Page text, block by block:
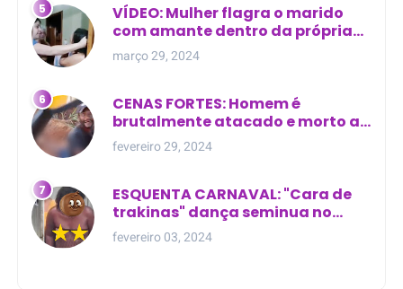
VÍDEO: Mulher flagra o marido
com amante dentro da própria
residência
março 29, 2024
CENAS FORTES: Homem é
brutalmente atacado e morto a
golpes de facão em joão lisboa
fevereiro 29, 2024
ESQUENTA CARNAVAL: "Cara de
trakinas" dança seminua no
meio da rua na Bahia
fevereiro 03, 2024